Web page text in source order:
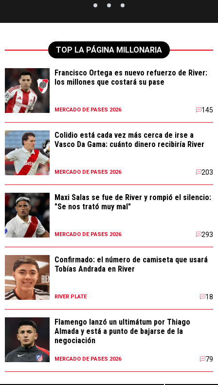
TOP LA PÁGINA MILLONARIA
Francisco Ortega es nuevo refuerzo de River:
los millones que costará su pase
MERCADO DE PASES 2026 145
Colidio está cada vez más cerca de irse a
Vasco Da Gama: cuánto dinero recibiría River
MERCADO DE PASES 2026 203
Maxi Salas se fue de River y rompió el silencio:
"Se nos trató muy mal"
MERCADO DE PASES 2026 293
Confirmado: el número de camiseta que usará
Tobías Andrada en River
RIVER PLATE 18
Flamengo lanzó un ultimátum por Thiago
Almada y está a punto de bajarse de la
negociación
MERCADO DE PASES 2026 79